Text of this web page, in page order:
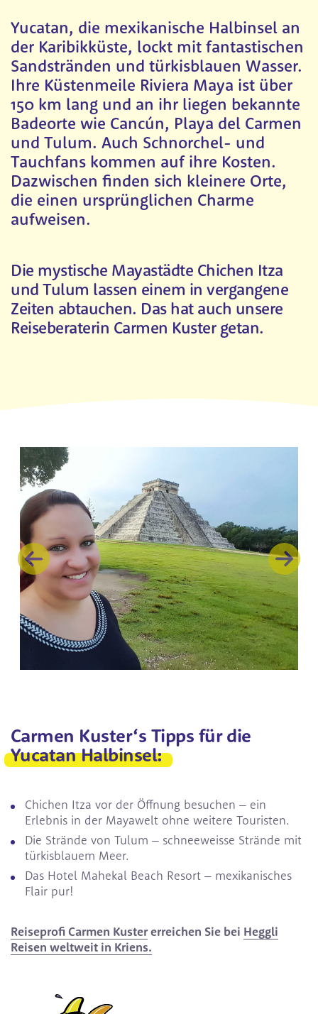
Yucatan, die mexikanische Halbinsel an
der Karibikküste, lockt mit fantastischen
Sandstränden und türkisblauen Wasser.
Ihre Küstenmeile Riviera Maya ist über
150 km lang und an ihr liegen bekannte
Badeorte wie Cancún, Playa del Carmen
und Tulum. Auch Schnorchel- und
Tauchfans kommen auf ihre Kosten.
Dazwischen finden sich kleinere Orte,
die einen ursprünglichen Charme
aufweisen.
Die mystische Mayastädte Chichen Itza
und Tulum lassen einem in vergangene
Zeiten abtauchen. Das hat auch unsere
Reiseberaterin Carmen Kuster getan.
Carmen Kuster‘s Tipps für die
Yucatan Halbinsel:
Chichen Itza vor der Öffnung besuchen – ein
Erlebnis in der Mayawelt ohne weitere Touristen.
Die Strände von Tulum – schneeweisse Strände mit
türkisblauem Meer.
Das Hotel Mahekal Beach Resort – mexikanisches
Flair pur!
Reiseprofi Carmen Kustererreichen Sie bei Heggli
Reisen weltweit in Kriens.